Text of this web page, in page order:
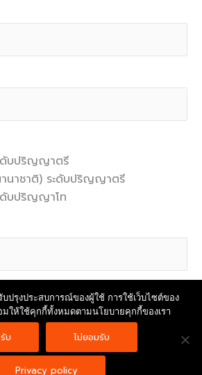
ดับปริญญาตรี
านาชาติ) ระดับปริญญาตรี
ดับปริญญาโท
by Astra WordPress Theme
ปรุงประสบการณ์ของผู้ใช้ การใช้เว็บไซต์ของ
ให้ใช้คุกกี้ทั้งหมดตามนโยบายคุกกี้ของเรา
บ ไม่ยอมรับ
Privacy policy